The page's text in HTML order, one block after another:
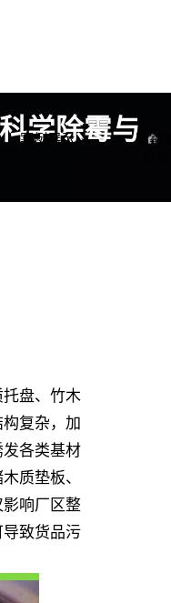
案例展示 防霉
学除霉与
盘、竹木
复杂，加
各类基材
质垫板、
响厂区整
致货品污